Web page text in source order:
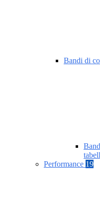
Bandi di
Performance 19